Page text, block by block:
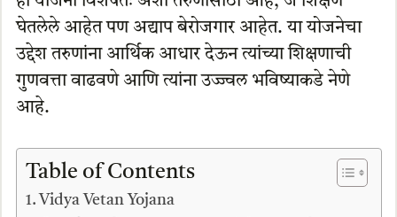
घेतलेले आहेत पण अद्याप बेरोजगार आहेत. या योजनेचा
उद्देश तरुणांना आर्थिक आधार देऊन त्यांच्या शिक्षणाची
गुणवत्ता वाढवणे आणि त्यांना उज्ज्वल भविष्याकडे नेणे
आहे.
Table of Contents
Vidya Vetan Yojana